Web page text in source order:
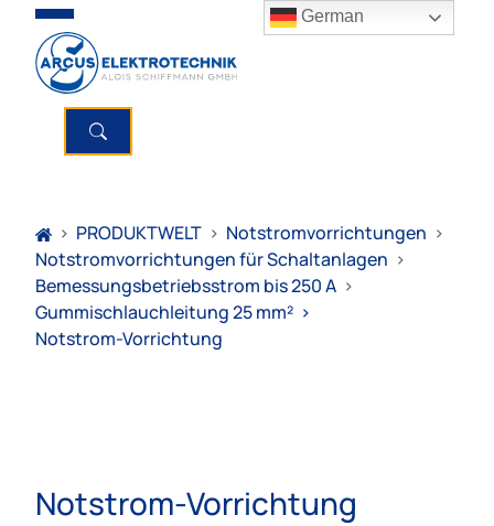
> PRODUKTWELT > Notstromvorrichtungen >
Notstromvorrichtungen für Schaltanlagen >
Bemessungsbetriebsstrom bis 250 A >
Gummischlauchleitung 25 mm² >
Notstrom-Vorrichtung
Notstrom-Vorrichtung
German